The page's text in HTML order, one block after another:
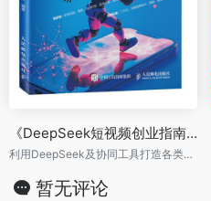
《DeepSeek短视频创业指南》
利用DeepSeek及协同工具打造各类热门短视频账号
暂无评论